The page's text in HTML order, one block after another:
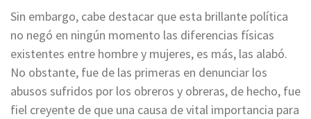
Sin embargo, cabe destacar que esta brillante política
no negó en ningún momento las diferencias físicas
existentes entre hombre y mujeres, es más, las alabó.
No obstante, fue de las primeras en denunciar los
abusos sufridos por los obreros y obreras, de hecho, fue
fiel creyente de que una causa de vital importancia para